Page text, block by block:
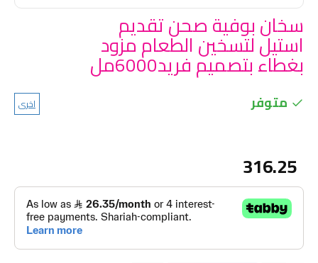
سخان بوفية صحن تقديم
استيل لتسخين الطعام مزود
بغطاء بتصميم فريد6000مل
متوفر اخرى
316.25